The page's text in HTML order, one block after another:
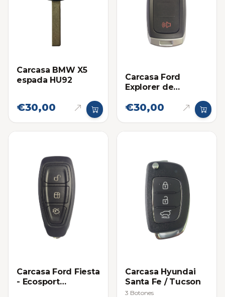
Carcasa BMW X5
espada HU92
€30,00
Carcasa Ford
Explorer de
2015
€30,00
Carcasa Ford Fiesta
- Ecosport
Carcasa Hyundai
Santa Fe / Tucson
3 Botones